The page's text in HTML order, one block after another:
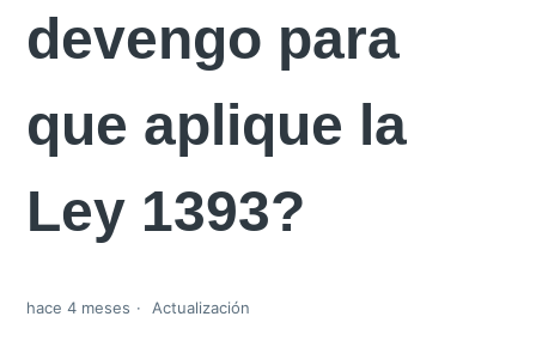
devengo para
que aplique la
Ley 1393?
hace 4 meses Actualización